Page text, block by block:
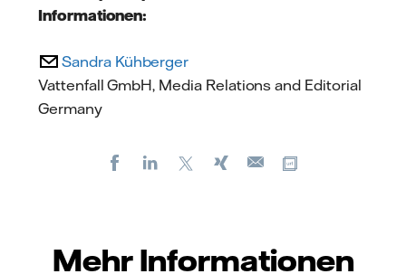
Informationen:
Sandra Kühberger
Vattenfall GmbH, Media Relations and Editorial
Germany
FacebookLinkedIn Xing
E-
Mehr Informationen